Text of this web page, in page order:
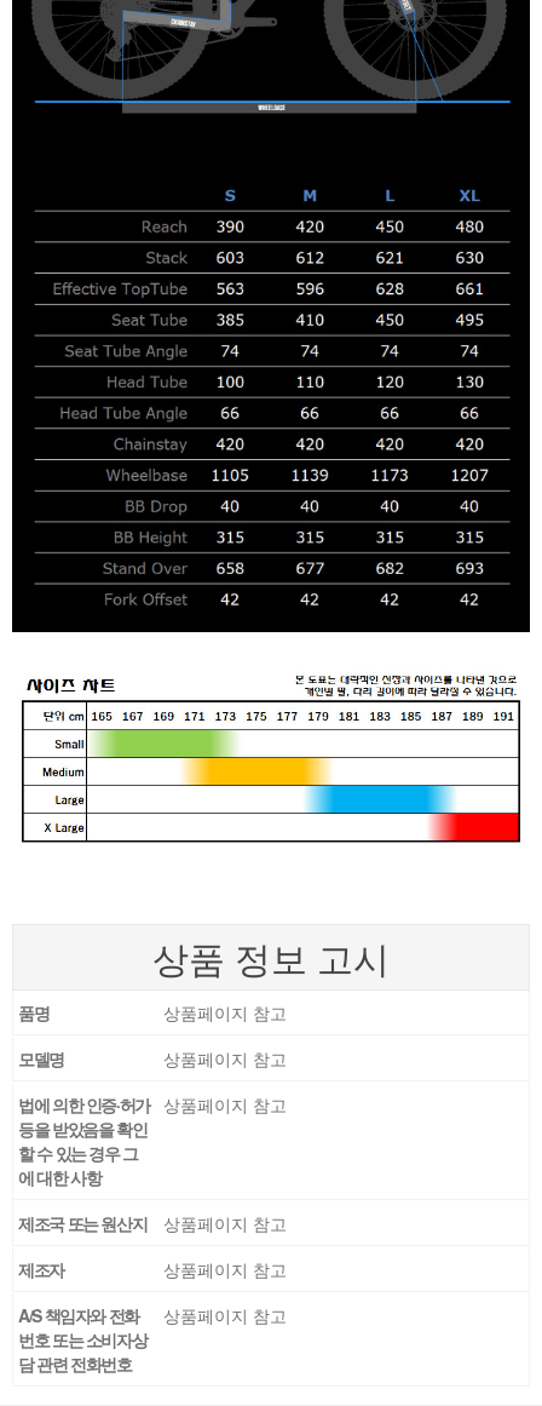
상품 정보 고시
품명
상품페이지 참고
모델명
상품페이지 참고
법에 의한 인증·허가
등을 받았음을 확인
할 수 있는 경우 그
에 대한 사항
상품페이지 참고
제조국 또는 원산지
상품페이지 참고
제조자
상품페이지 참고
A/S 책임자와 전화
번호 또는 소비자상
담 관련 전화번호
상품페이지 참고